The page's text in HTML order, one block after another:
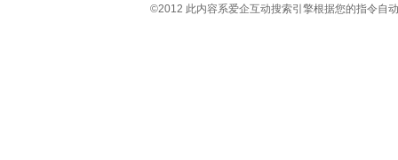
©2012 此内容系爱企互动搜索引擎根据您的指令自